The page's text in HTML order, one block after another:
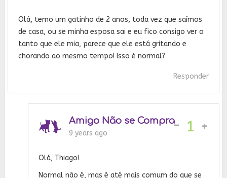
Olá, temo um gatinho de 2 anos, toda vez que saímos
de casa, ou se minha esposa sai e eu fico consigo ver o
tanto que ele mia, parece que ele está gritando e
chorando ao mesmo tempo! Isso é normal?
Responder
Amigo Não se Compra
9 years ago - 1
Olá, Thiago!
Normal não é, mas é até mais comum do que se